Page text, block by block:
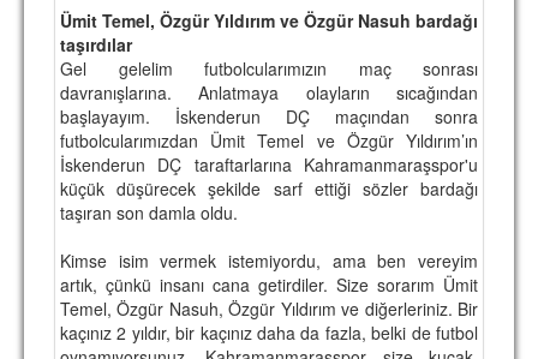
BASINDAN
KUPA MAÇLARI
ESKi BAŞKANLAR
ESKİ HOCALAR
HAKKIMIZDA
MİSYON
HAKKIMIZDA
İRTİBAT
Ümit Temel, Özgür Yıldırım ve Özgür Nasuh bardağı
taşırdılar
Gel gelelim futbolcularımızın maç sonrası
davranışlarına. Anlatmaya olayların sıcağından
başlayayım. İskenderun DÇ maçından sonra
futbolcularımızdan Ümit Temel ve Özgür Yıldırım’ın
İskenderun DÇ taraftarlarına Kahramanmaraşspor'u
küçük düşürecek şekilde sarf ettiği sözler bardağı
taşıran son damla oldu.
Kimse isim vermek istemiyordu, ama ben vereyim
artık, çünkü insanı cana getirdiler. Size sorarım Ümit
Temel, Özgür Nasuh, Özgür Yıldırım ve diğerleriniz. Bir
kaçınız 2 yıldır, bir kaçınız daha da fazla, belki de futbol